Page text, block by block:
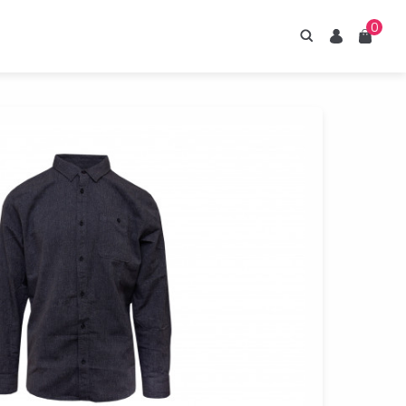
ESTIAN
naše sirupy
umělých sladidel.
Prohlédnout
HledáníUživatelKošík
0